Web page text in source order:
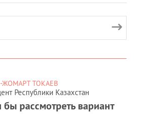
ТОКАЕВ
Республики Казахстан
рассмотреть вариант